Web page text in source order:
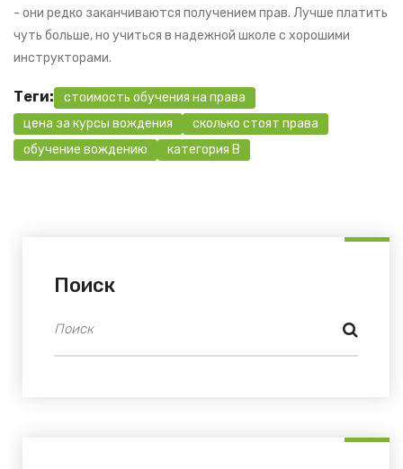
- они редко заканчиваются получением прав. Лучше платить
чуть больше, но учиться в надежной школе с хорошими
инструкторами.
Теги:
стоимость обучения на права
цена за курсы вождения
сколько стоят права
обучение вождению
категория B
Поиск